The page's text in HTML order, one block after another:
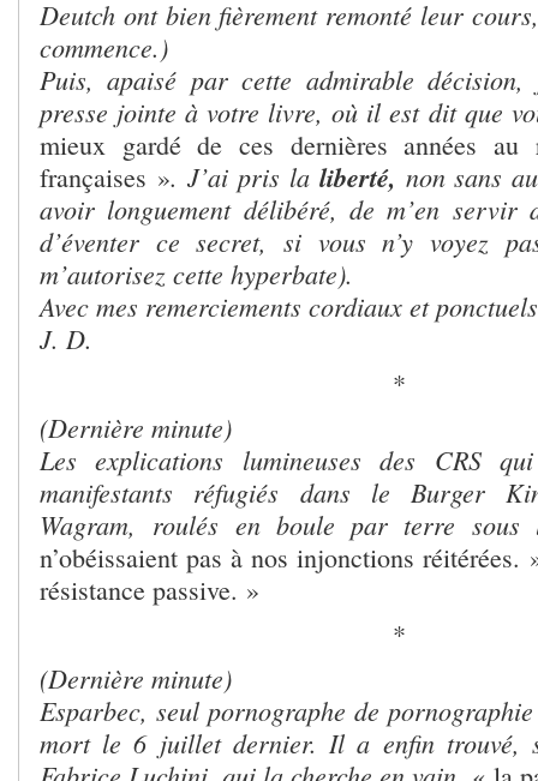
Deutch ont bien fièrement remonté leur
commence.)
Puis, apaisé par cette admirable
presse jointe à votre livre, où il est dit que
mieux gardé de ces dernières années au
françaises ». J’ai pris la liberté, non sans
avoir longuement délibéré, de m’en servir
d’éventer ce secret, si vous n’y voyez
m’autorisez cette hyperbate).
Avec mes remerciements cordiaux et
J. D.
*
(Dernière minute)
Les explications lumineuses des CRS
manifestants réfugiés dans le Burger
Wagram, roulés en boule par terre sous
n’obéissaient pas à nos injonctions
résistance passive. »
*
(Dernière minute)
Esparbec, seul pornographe de
mort le 6 juillet dernier. Il a enfin trouvé,